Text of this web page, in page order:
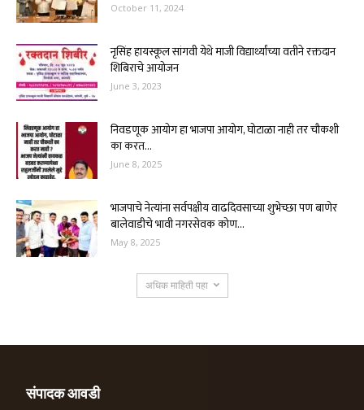
October 11, 2024
नृसिंह हायस्कूल सांगवी येथे माजी विद्यार्थ्यांच्या वतीने रक्तदान
शिबिराचे आयोजन
June 3, 2023
निवडणूक आयोग हा भाजपा आयोग, घोटाळा नाही तर चौकशी
का करत...
June 8, 2025
भाजपाचे नेत्यांना सर्वपक्षीय वाढदिवसाच्या शुभेच्छा पण बाणेर
बालेवाडीचे भावी नगरसेवक कोण...
May 8, 2025
अधिक माहिती पहा
संपादक आवडी